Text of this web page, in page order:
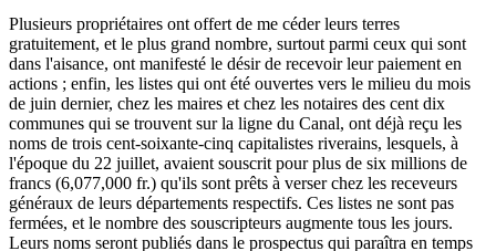
Plusieurs propriétaires ont offert de me céder leurs terres
gratuitement, et le plus grand nombre, surtout parmi ceux qui sont
dans l'aisance, ont manifesté le désir de recevoir leur paiement en
actions ; enfin, les listes qui ont été ouvertes vers le milieu du mois
de juin dernier, chez les maires et chez les notaires des cent dix
communes qui se trouvent sur la ligne du Canal, ont déjà reçu les
noms de trois cent-soixante-cinq capitalistes riverains, lesquels, à
l'époque du 22 juillet, avaient souscrit pour plus de six millions de
francs (6,077,000 fr.) qu'ils sont prêts à verser chez les receveurs
généraux de leurs départements respectifs. Ces listes ne sont pas
fermées, et le nombre des souscripteurs augmente tous les jours.
Leurs noms seront publiés dans le prospectus qui paraîtra en temps